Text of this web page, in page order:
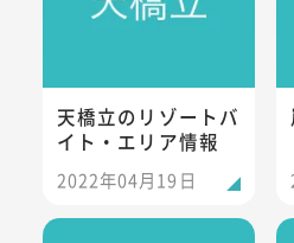
天橋立のリゾートバ
イト・エリア情報
2022年04月19日
京都のリゾートバイト・エリア